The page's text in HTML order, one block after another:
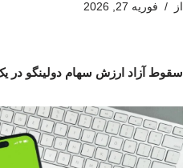
از فوریه 27, 2026
سقوط آزاد ارزش سهام دولینگو در